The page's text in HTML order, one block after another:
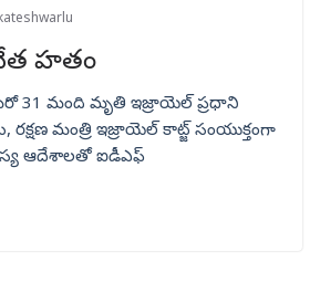
హతం
31 మంది మృతి ఇజ్రాయెల్ ప్రధాని
మంత్రి ఇజ్రాయెల్ కాట్జ్ సంయుక్తంగా
ఆదేశాలతో ఐడీఎఫ్